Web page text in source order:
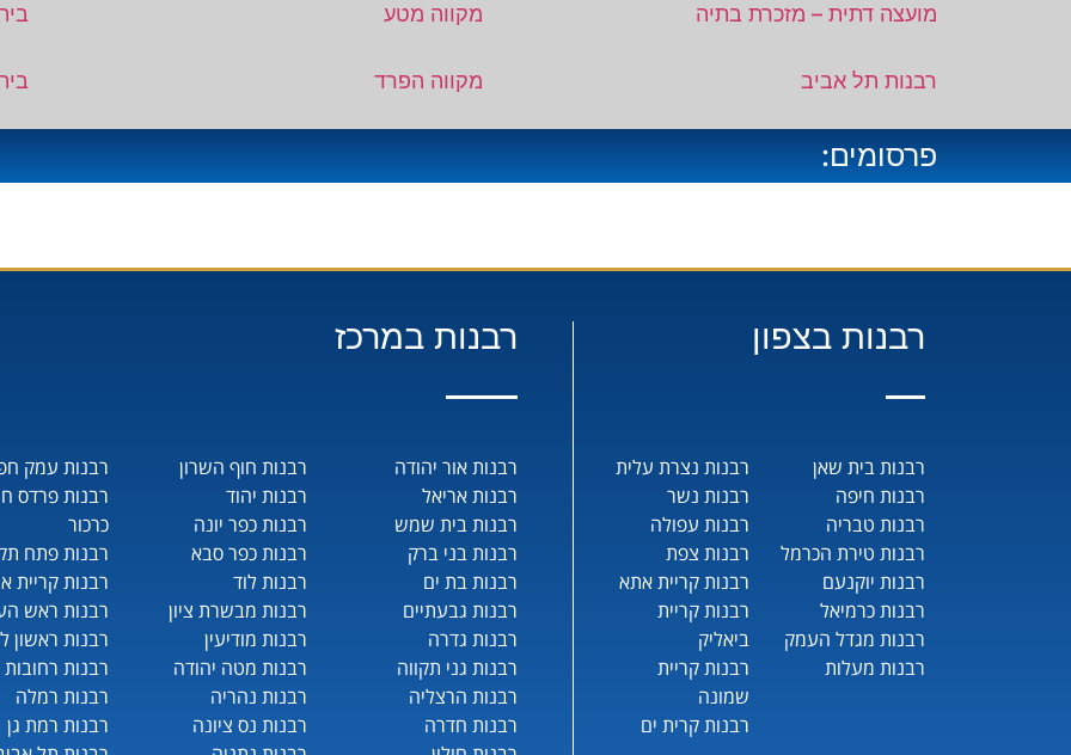
מועצה דתית – מזכרת בתיה
רבנות תל אביב
מקווה מטע
מקווה הפרד
פרסומים:
רבנות בצפון
רבנות בית שאן
רבנות חיפה
רבנות טבריה
רבנות טירת הכרמל
רבנות יוקנעם
רבנות כרמיאל
רבנות מגדל העמק
רבנות מעלות
רבנות נצרת עלית
רבנות נשר
רבנות עפולה
רבנות צפת
רבנות קריית אתא
רבנות קריית
ביאליק
רבנות קריית
שמונה
רבנות קרית ים
רבנות במרכז
רבנות אור יהודה
רבנות אריאל
רבנות בית שמש
רבנות בני ברק
רבנות בת ים
רבנות גבעתיים
רבנות גדרה
רבנות גני תקווה
רבנות הרצליה
רבנות חדרה
רבנות חוף השרון
רבנות יהוד
רבנות כפר יונה
רבנות כפר סבא
רבנות לוד
רבנות מבשרת ציון
רבנות מודיעין
רבנות מטה יהודה
רבנות נהריה
רבנות נס ציונה
רבנות עמק
רבנות פרדס
כרכור
רבנות פתח
רבנות קריית
רבנות ראש
רבנות ראשון
רבנות רחובות
רבנות רמלה
רבנות רמת גן